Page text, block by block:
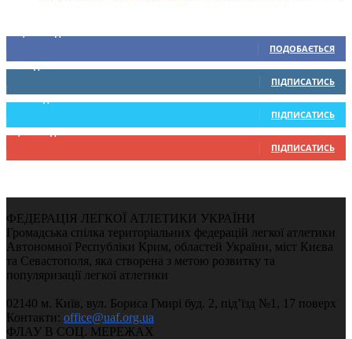
ПОДОБАЄТЬСЯ
0 Підписників
ПІДПИСАТИСЬ
234 Підписників
ПІДПИСАТИСЬ
9,370 Підписників
ПІДПИСАТИСЬ
ФЕДЕРАЦІЯ ЛЕГКОЇ АТЛЕТИКИ УКРАЇНИ
Громадська спілка територіальних федерацій легкої атлетики
Автономної Республіки Крим, областей України, міст Києва
та Севастополя, яка створена з метою розвитку та
популяризації легкої атлетики
02140 м. Київ, вул. Бориса Гмирі буд. 2, під’їзд №1, 17 поверх
Контакти: office@uaf.org.ua
ФЛАУ В СОЦ. МЕРЕЖАХ